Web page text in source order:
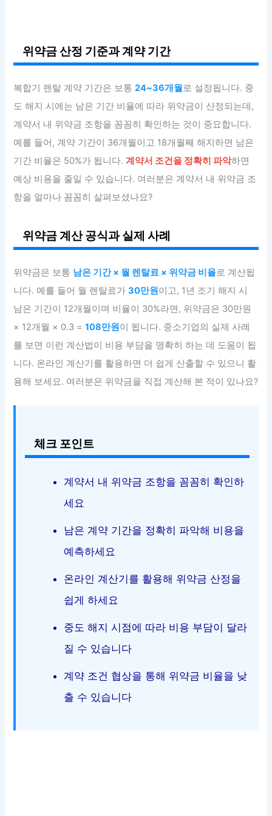
위약금 산정 기준과 계약 기간
복합기 렌탈 계약 기간은 보통24~36개월 로 설정됩니다. 중
도 해지 시에는 남은 기간 비율에 따라 위약금이 산정되는데,
계약서 내 위약금 조항을 꼼꼼히 확인하는 것이 중요합니다.
예를 들어, 계약 기간이 36개월이고 18개월째 해지하면 남은
기간 비율은 50%가 됩니다.계약서 조건을 정확히 파악하면
예상 비용을 줄일 수 있습니다. 여러분은 계약서 내 위약금 조
항을 얼마나 꼼꼼히 살펴보셨나요?
위약금 계산 공식과 실제 사례
위약금은 보통 남은 기간 × 월 렌탈료 × 위약금 비율로 계산됩
니다. 예를 들어 월 렌탈료가30만원이고, 1년 조기 해지 시
남은 기간이 12개월이며 비율이 30%라면, 위약금은 30만원
× 12개월 × 0.3 =108만원이 됩니다. 중소기업의 실제 사례
를 보면 이런 계산법이 비용 부담을 명확히 하는 데 도움이 됩
니다. 온라인 계산기를 활용하면 더 쉽게 산출할 수 있으니 활
용해 보세요. 여러분은 위약금을 직접 계산해 본 적이 있나요?
체크 포인트
계약서 내 위약금 조항을 꼼꼼히 확인하
세요
남은 계약 기간을 정확히 파악해 비용을
예측하세요
온라인 계산기를 활용해 위약금 산정을
쉽게 하세요
중도 해지 시점에 따라 비용 부담이 달라
질 수 있습니다
계약 조건 협상을 통해 위약금 비율을 낮
출 수 있습니다